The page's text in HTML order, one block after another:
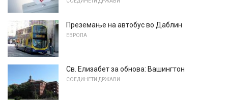
Преземање на автобус во Даблин
ЕВРОПА
Св. Елизабет за обнова: Вашингтон
СОЕДИНЕТИ ДРЖАВИ